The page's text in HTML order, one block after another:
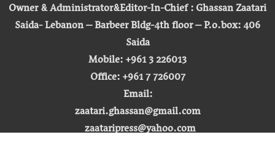
Owner & Administrator&Editor-In-Chief : Ghassan Zaatari
Saida- Lebanon – Barbeer Bldg-4th floor – P.o.box: 406
Saida
Mobile: +961 3 226013
Office: +961 7 726007
Email:
zaatari.ghassan@gmail.com
zaataripress@yahoo.com